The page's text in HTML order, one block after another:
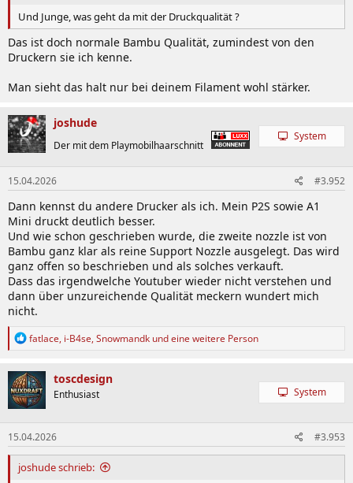
Und Junge, was geht da mit der Druckqualität ?
Das ist doch normale Bambu Qualität, zumindest von den
Druckern sie ich kenne.
Man sieht das halt nur bei deinem Filament wohl stärker.
joshude
Der mit dem Playmobilhaarschnitt
System
15.04.2026 #3.952
Dann kennst du andere Drucker als ich. Mein P2S sowie A1
Mini druckt deutlich besser.
Und wie schon geschrieben wurde, die zweite nozzle ist von
Bambu ganz klar als reine Support Nozzle ausgelegt. Das wird
ganz offen so beschrieben und als solches verkauft.
Dass das irgendwelche Youtuber wieder nicht verstehen und
dann über unzureichende Qualität meckern wundert mich
nicht.
R
k
t
i
o
n
e
n
:
fatlace, i-B4se, Snowmandk und eine weitere Person
toscdesign
Enthusiast System
15.04.2026 #3.953
joshude schrieb: